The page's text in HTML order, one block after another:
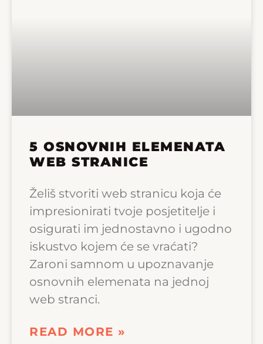
5 OSNOVNIH ELEMENATA
WEB STRANICE
Želiš stvoriti web stranicu koja će
impresionirati tvoje posjetitelje i
osigurati im jednostavno i ugodno
iskustvo kojem će se vraćati?
Zaroni samnom u upoznavanje
osnovnih elemenata na jednoj
web stranci.
READ MORE »